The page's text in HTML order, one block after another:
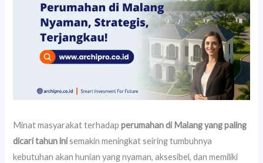
Minat masyarakat terhadapperumahan di Malang yang paling
dicari tahun inisemakin meningkat seiring tumbuhnya
kebutuhan akan hunian yang nyaman, aksesibel, dan memiliki